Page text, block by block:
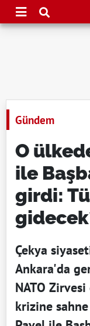
Gündem
O
ile
girdi:
Çekya
Ankara'da
NATO
krizine